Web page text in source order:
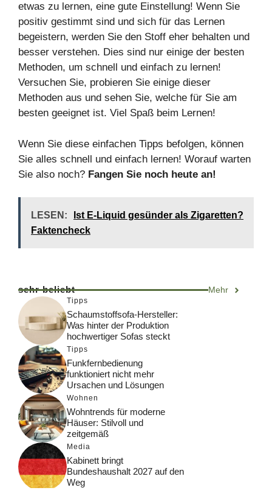
etwas zu lernen, eine gute Einstellung! Wenn Sie
positiv gestimmt sind und sich für das Lernen
begeistern, werden Sie den Stoff eher behalten und
besser verstehen. Dies sind nur einige der besten
Methoden, um schnell und einfach zu lernen!
Versuchen Sie, probieren Sie einige dieser
Methoden aus und sehen Sie, welche für Sie am
besten geeignet ist. Viel Spaß beim Lernen!
Wenn Sie diese einfachen Tipps befolgen, können
Sie alles schnell und einfach lernen! Worauf warten
Sie also noch? Fangen Sie noch heute an!
LESEN:
Ist E-Liquid gesünder als Zigaretten?
Faktencheck
sehr beliebt Mehr
Tipps
Schaumstoffsofa-Hersteller:
Was hinter der Produktion
hochwertiger Sofas steckt
Tipps
Funkfernbedienung
funktioniert nicht mehr
Ursachen und Lösungen
Wohnen
Wohntrends für moderne
Häuser: Stilvoll und
zeitgemäß
Media
Kabinett bringt
Bundeshaushalt 2027 auf den
Weg